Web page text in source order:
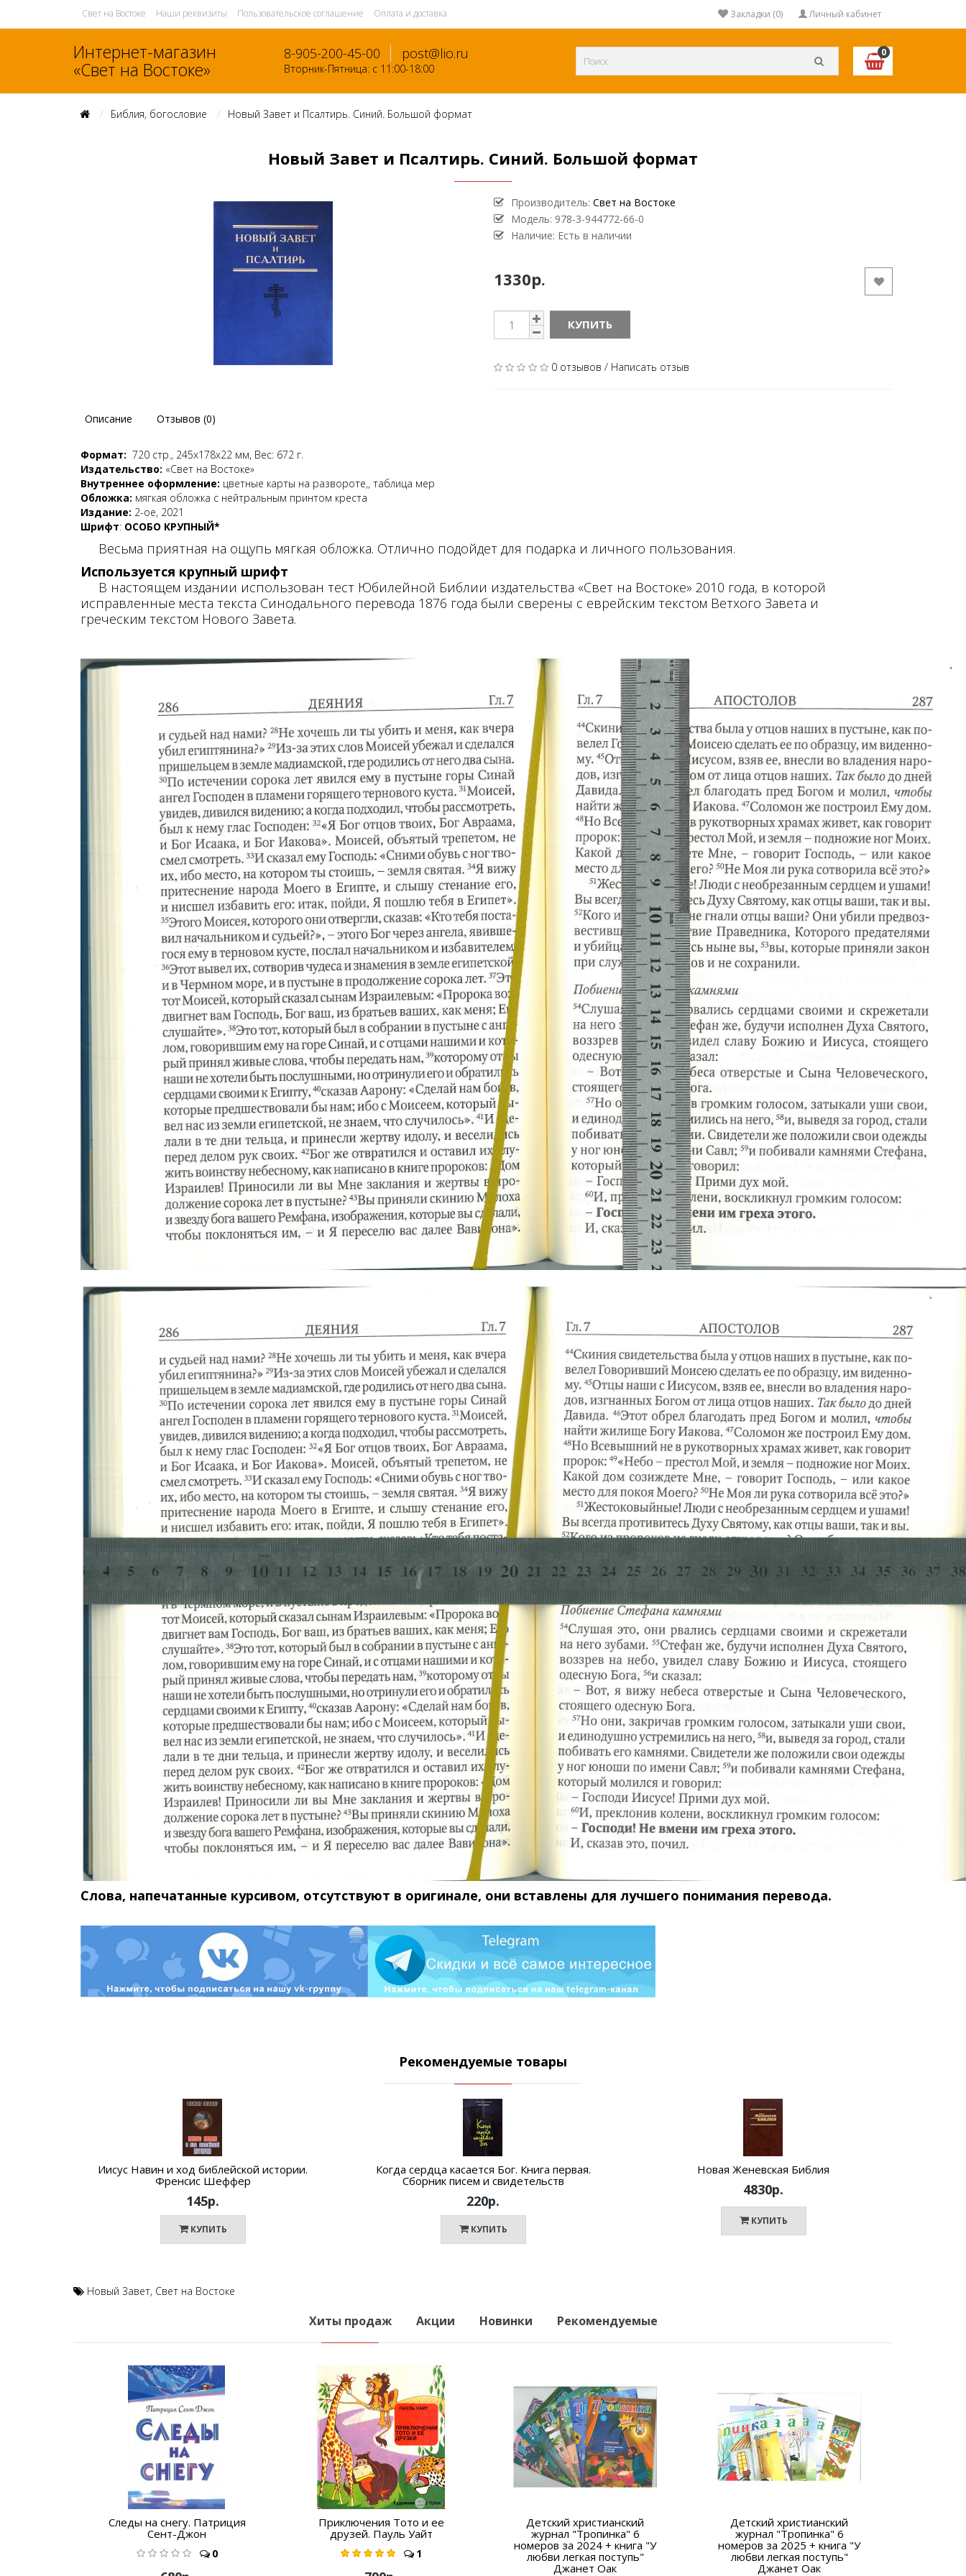
Свет на Востоке Наши реквизиты Пользовательское соглашение Оплата и доставка Личный кабинет
Закладки (0)
Интернет-магазин
«Свет на Востоке»
8-905-200-45-00 post@lio.ru
Вторник-Пятница: с 11:00-18:00
0
Библия, богословие Новый Завет и Псалтирь. Синий. Большой формат
Новый Завет и Псалтирь. Синий. Большой формат
Производитель: Свет на Востоке
Модель: 978-3-944772-66-0
Наличие: Есть в наличии
1330р.
КУПИТЬ
0 отзывов / Написать отзыв
Описание Отзывов (0)
Формат: 720 стр., 245х178х22 мм, Вес: 672 г.
Издательство: «Свет на Востоке»
Внутреннее оформление: цветные карты на развороте,, таблица мер
Обложка: мягкая обложка с нейтральным принтом креста
Издание: 2-ое, 2021
Шрифт: ОСОБО КРУПНЫЙ*
Весьма приятная на ощупь мягкая обложка. Отлично подойдет для подарка и личного пользования.
Используется крупный шрифт
В настоящем издании использован тест Юбилейной Библии издательства «Свет на Востоке» 2010 года, в которой
исправленные места текста Синодального перевода 1876 года были сверены с еврейским текстом Ветхого Завета и
греческим текстом Нового Завета.
Слова, напечатанные курсивом, отсутствуют в оригинале, они вставлены для лучшего понимания перевода.
Рекомендуемые товары
Иисус Навин и ход библейской истории.
Френсис Шеффер
145р.
КУПИТЬ
Когда сердца касается Бог. Книга первая.
Сборник писем и свидетельств
220р.
КУПИТЬ
Новая Женевская Библия
4830р.
КУПИТЬ
Новый Завет, Свет на Востоке
Хиты продаж Акции Новинки Рекомендуемые
Следы на снегу. Патриция
Сент-Джон
0
Приключения Тото и ее
друзей. Пауль Уайт
1
Детский христианский
журнал "Тропинка" 6
номеров за 2024 + книга "У
любви легкая поступь"
Джанет Оак
Детский христианский
журнал "Тропинка" 6
номеров за 2025 + книга "У
любви легкая поступь"
Джанет Оак